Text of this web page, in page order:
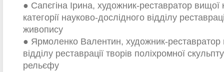
● Сапєгіна Ірина, художник-реставратор вищої
категорії науково-дослідного відділу
живопису
● Ярмоленко Валентин, художник-реставратор
відділу реставрації творів поліхромної
рельєфу